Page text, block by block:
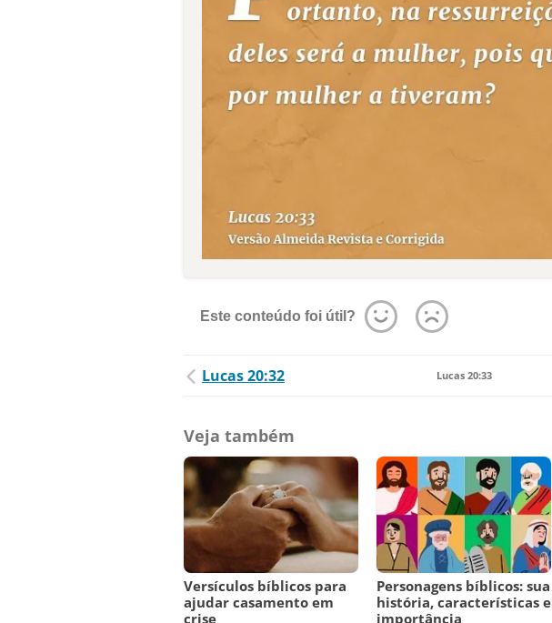
Este conteúdo foi útil?
Lucas 20:32 Lucas 20:33
Veja também
Versículos bíblicos para
ajudar casamento em
crise
Personagens bíblicos: sua
história, características e
importância